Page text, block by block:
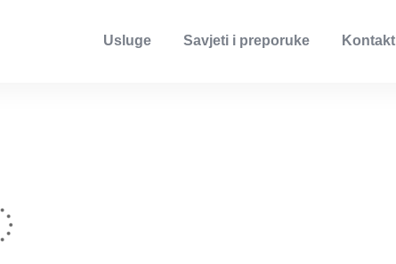
Usluge Savjeti i preporuke Kontakt